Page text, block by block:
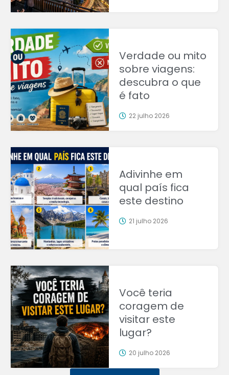
Verdade ou mito
sobre viagens:
descubra o que
é fato
22 julho 2026
Adivinhe em
qual país fica
este destino
21 julho 2026
Você teria
coragem de
visitar este
lugar?
20 julho 2026